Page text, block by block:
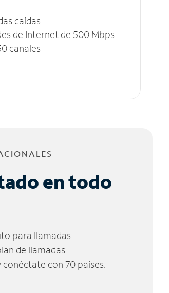
caídas
de Internet de 500 Mbps
canales
en todo
para llamadas
de llamadas
con 70 países.